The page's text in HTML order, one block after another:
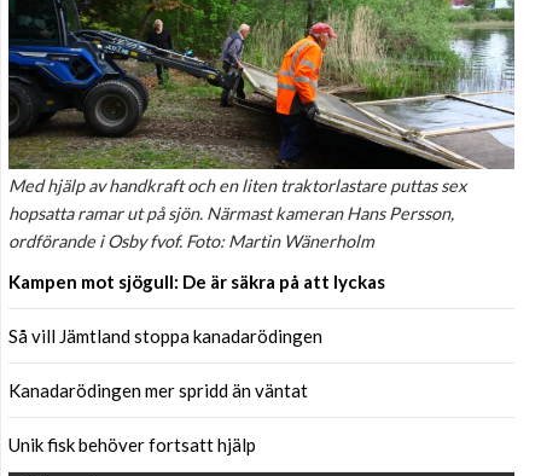
Med hjälp av handkraft och en liten traktorlastare puttas sex
hopsatta ramar ut på sjön. Närmast kameran Hans Persson,
ordförande i Osby fvof. Foto: Martin Wänerholm
Kampen mot sjögull: De är säkra på att lyckas
Så vill Jämtland stoppa kanadarödingen
Kanadarödingen mer spridd än väntat
Unik fisk behöver fortsatt hjälp